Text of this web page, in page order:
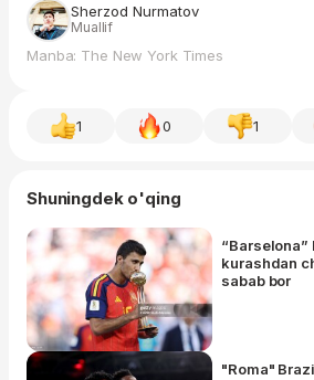
Sherzod Nurmatov
Muallif
Manba: The New York Times
1 0 1
Shuningdek o'qing
“Barselona”
kurashdan
sabab bor
"Roma"